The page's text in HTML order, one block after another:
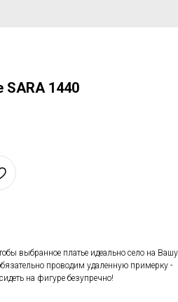
SARA 1440
выбранное платье идеально село на Вашу
проводим удаленную примерку -
на фигуре безупречно!